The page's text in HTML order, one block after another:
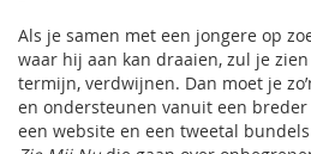
Als je samen met een jongere op
waar hij aan kan draaien, zul je
termijn, verdwijnen. Dan moet je
en ondersteunen vanuit een
een website en een tweetal